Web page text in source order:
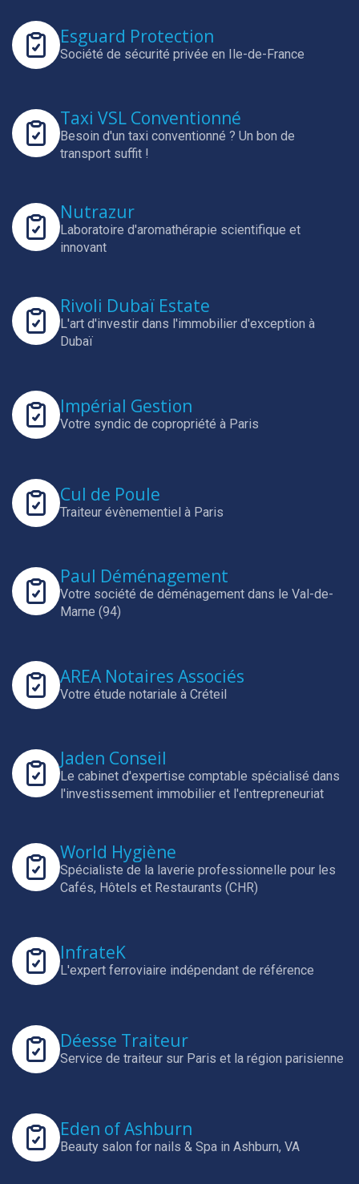
Esguard Protection
Société de sécurité privée en Ile-de-France
Taxi VSL Conventionné
Besoin d'un taxi conventionné ? Un bon de
transport suffit !
Nutrazur
Laboratoire d'aromathérapie scientifique et
innovant
Rivoli Dubaï Estate
L'art d'investir dans l'immobilier d'exception à
Dubaï
Impérial Gestion
Votre syndic de copropriété à Paris
Cul de Poule
Traiteur évènementiel à Paris
Paul Déménagement
Votre société de déménagement dans le Val-de-
Marne (94)
AREA Notaires Associés
Votre étude notariale à Créteil
Jaden Conseil
Le cabinet d'expertise comptable spécialisé dans
l'investissement immobilier et l'entrepreneuriat
World Hygiène
Spécialiste de la laverie professionnelle pour les
Cafés, Hôtels et Restaurants (CHR)
InfrateK
L'expert ferroviaire indépendant de référence
Déesse Traiteur
Service de traiteur sur Paris et la région parisienne
Eden of Ashburn
Beauty salon for nails & Spa in Ashburn, VA